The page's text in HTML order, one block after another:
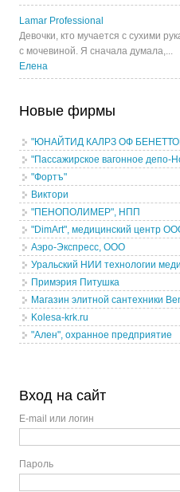
Lamar Professional
Девочки, кто мучается с сухими
с мочевиной. Я сначала думала,...
Елена
Новые фирмы
"ЮНАЙТИД КАЛРЗ ОФ
"Пассажирское вагонное
"Фортъ"
Виктори
"ПЕНОПОЛИМЕР", НПП
"DimArt", медицинский центр
Аэро-Экспресс, ООО
Уральский НИИ технологии
Примэрия Питушка
Магазин элитной сантехники
Kolesa-krk.ru
"Ален", охранное предприятие
Вход на сайт
E-mail или логин
Пароль